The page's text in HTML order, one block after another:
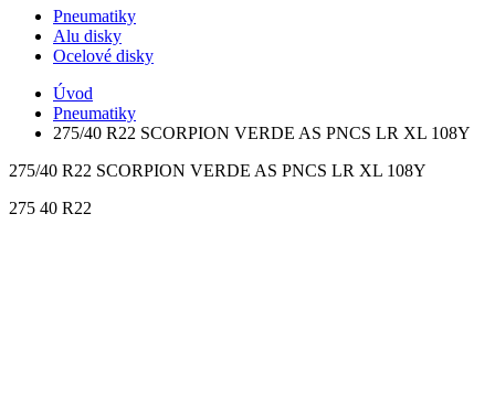
Pneumatiky
Alu disky
Ocelové disky
Úvod
Pneumatiky
275/40 R22 SCORPION VERDE AS PNCS LR XL 108Y
275/40 R22 SCORPION VERDE AS PNCS LR XL 108Y
275 40 R22